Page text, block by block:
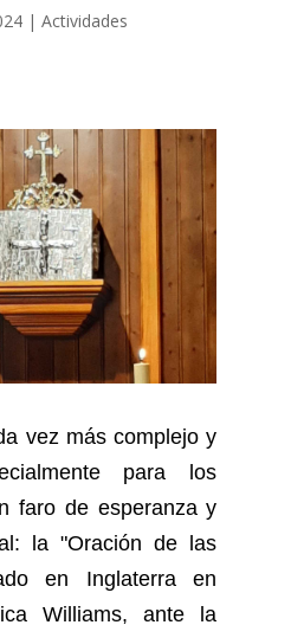
|Actividades
vez más complejo y
para los
faro de esperanza y
la "Oración de las
en Inglaterra en
Williams, ante la